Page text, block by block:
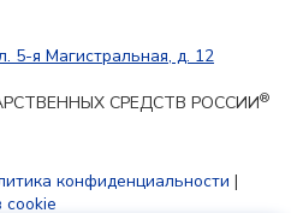
5-я Магистральная, д. 12
СРЕДСТВ РОССИИ®
конфиденциальности |
cookie